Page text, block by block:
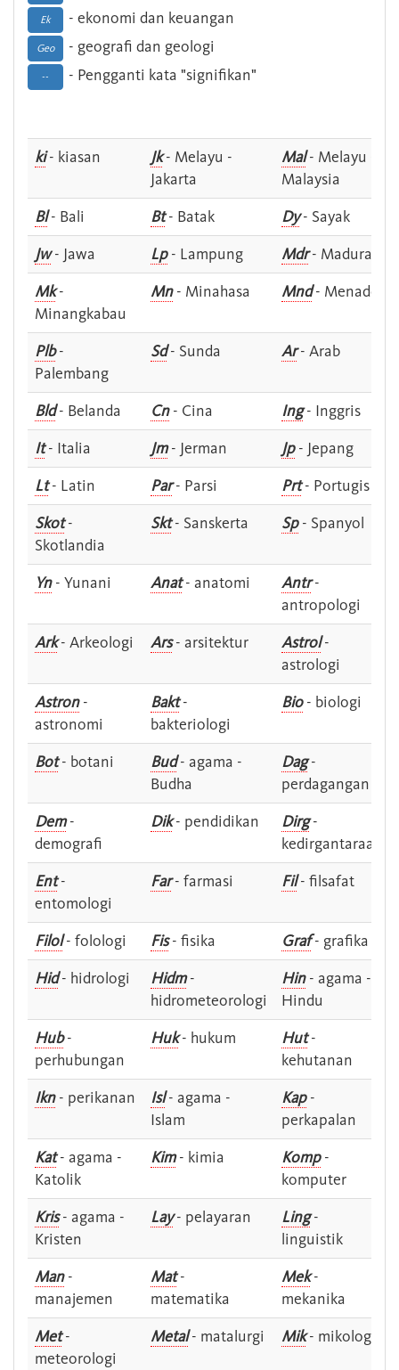
Ek - ekonomi dan keuangan
Geo - geografi dan geologi
-- - Pengganti kata "signifikan"
ki- kiasan Jk- Melayu -
Jakarta
Mal- Melayu -
Malaysia
Bl- Bali Bt- Batak Dy- Sayak
Jw- Jawa Lp- Lampung Mdr- Madura
Mk-
Minangkabau
Mn- Minahasa Mnd- Menado
Plb-
Palembang
Sd- Sunda Ar- Arab
Bld- Belanda Cn- Cina Ing- Inggris
It- Italia Jm- Jerman Jp- Jepang
Lt- Latin Par- Parsi Prt- Portugis
Skot-
Skotlandia
Skt- Sanskerta Sp- Spanyol
Yn- Yunani Anat- anatomi Antr-
antropologi
Ark- Arkeologi Ars- arsitektur Astrol-
astrologi
Astron-
astronomi
Bakt-
bakteriologi
Bio- biologi
Bot- botani Bud- agama -
Budha
Dag-
perdagangan
Dem-
demografi
Dik- pendidikan Dirg-
kedirgantaraan
Ent-
entomologi
Far- farmasi Fil- filsafat
Filol- folologi Fis- fisika Graf- grafika
Hid- hidrologi Hidm-
hidrometeorologi
Hin- agama -
Hindu
Hub-
perhubungan
Huk- hukum Hut-
kehutanan
Ikn- perikanan Isl- agama -
Islam
Kap-
perkapalan
Kat- agama -
Katolik
Kim- kimia Komp-
komputer
Kris- agama -
Kristen
Lay- pelayaran Ling-
linguistik
Man-
manajemen
Mat-
matematika
Mek-
mekanika
Met-
meteorologi
Metal- matalurgi Mik- mikologi